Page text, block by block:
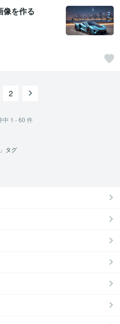
を作る
2
中 1 - 60 件
タグ